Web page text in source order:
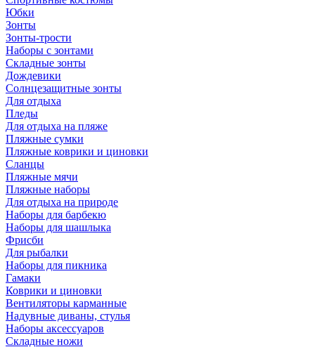
Юбки
Зонты
Зонты-трости
Наборы с зонтами
Складные зонты
Дождевики
Солнцезащитные зонты
Для отдыха
Пледы
Для отдыха на пляже
Пляжные сумки
Пляжные коврики и циновки
Сланцы
Пляжные мячи
Пляжные наборы
Для отдыха на природе
Наборы для барбекю
Наборы для шашлыка
Фрисби
Для рыбалки
Наборы для пикника
Гамаки
Коврики и циновки
Вентиляторы карманные
Надувные диваны, стулья
Наборы аксессуаров
Складные ножи